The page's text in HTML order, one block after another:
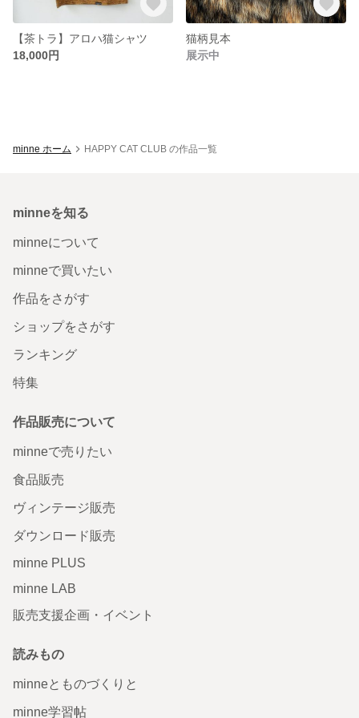
【茶トラ】アロハ猫シャツ
18,000円
猫柄見本
展示中
minne ホーム HAPPY CAT CLUB の作品一覧
minneを知る
minneについて
minneで買いたい
作品をさがす
ショップをさがす
ランキング
特集
作品販売について
minneで売りたい
食品販売
ヴィンテージ販売
ダウンロード販売
minne PLUS
minne LAB
販売支援企画・イベント
読みもの
minneとものづくりと
minne学習帖